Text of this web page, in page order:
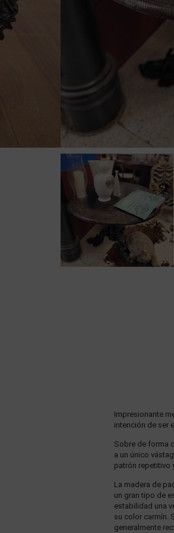
Impresionante
intención de ser
Sobre de forma
a un único
patrón repetitivo
La madera de
un gran tipo de
estabilidad una
su color carmín.
generalmente